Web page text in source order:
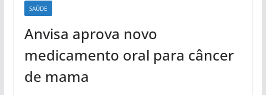
SAÚDE
Anvisa aprova novo
medicamento oral para câncer
de mama